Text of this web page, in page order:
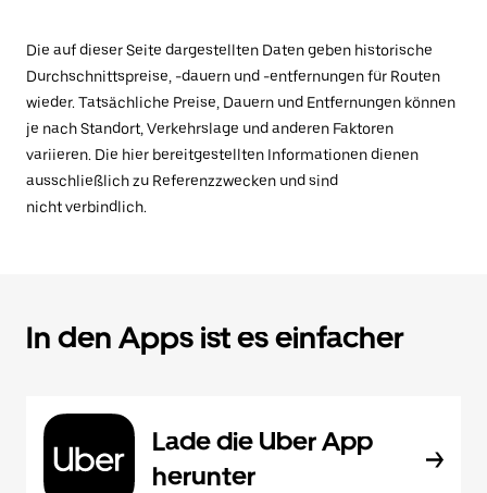
Die auf dieser Seite dargestellten Daten geben historische
Durchschnittspreise, -dauern und -entfernungen für Routen
wieder. Tatsächliche Preise, Dauern und Entfernungen können
je nach Standort, Verkehrslage und anderen Faktoren
variieren. Die hier bereitgestellten Informationen dienen
ausschließlich zu Referenzzwecken und sind
nicht verbindlich.
In den Apps ist es einfacher
Lade die Uber App
herunter